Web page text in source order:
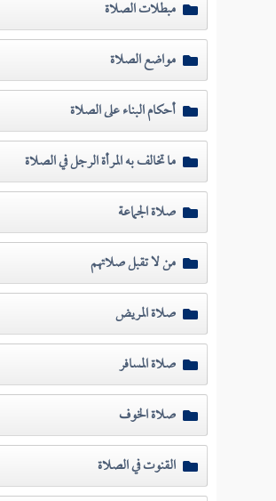
مبطلات الصلاة
مواضع الصلاة
أحكام البناء على الصلاة
ما تخالف به المرأة الرجل في الصلاة
صلاة الجماعة
من لا تقبل صلاتهم
صلاة المريض
صلاة المسافر
صلاة الخوف
القنوت في الصلاة